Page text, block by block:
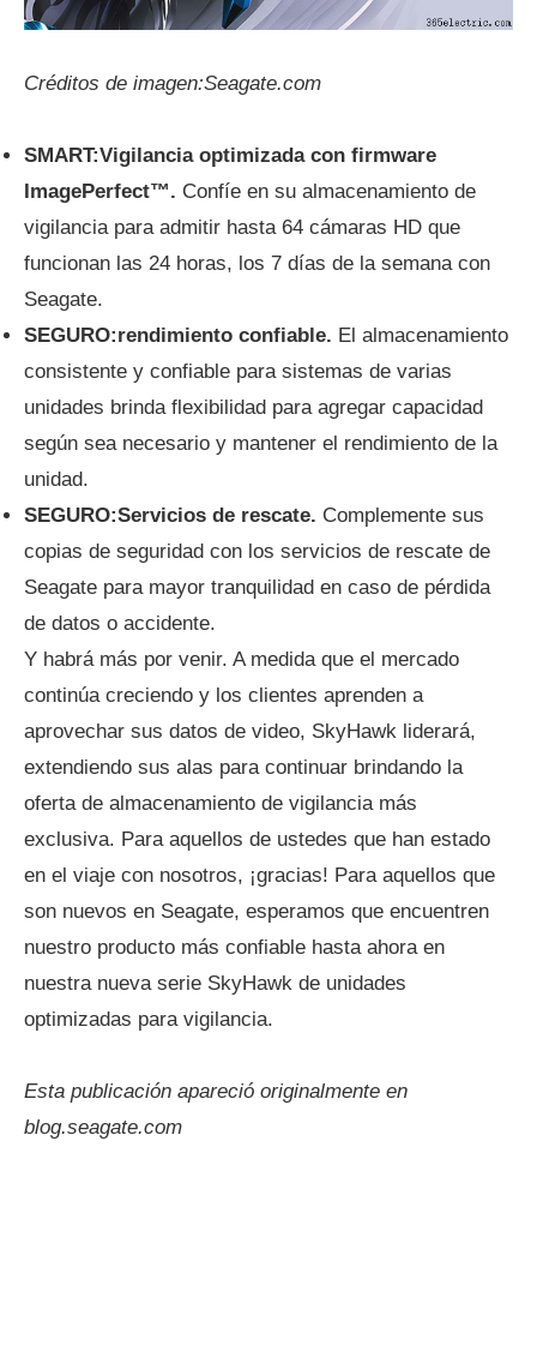
Créditos de imagen:Seagate.com
SMART:Vigilancia optimizada con firmware
ImagePerfect™. Confíe en su almacenamiento de
vigilancia para admitir hasta 64 cámaras HD que
funcionan las 24 horas, los 7 días de la semana con
Seagate.
SEGURO:rendimiento confiable. El almacenamiento
consistente y confiable para sistemas de varias
unidades brinda flexibilidad para agregar capacidad
según sea necesario y mantener el rendimiento de la
unidad.
SEGURO:Servicios de rescate. Complemente sus
copias de seguridad con los servicios de rescate de
Seagate para mayor tranquilidad en caso de pérdida
de datos o accidente.
Y habrá más por venir. A medida que el mercado
continúa creciendo y los clientes aprenden a
aprovechar sus datos de video, SkyHawk liderará,
extendiendo sus alas para continuar brindando la
oferta de almacenamiento de vigilancia más
exclusiva. Para aquellos de ustedes que han estado
en el viaje con nosotros, ¡gracias! Para aquellos que
son nuevos en Seagate, esperamos que encuentren
nuestro producto más confiable hasta ahora en
nuestra nueva serie SkyHawk de unidades
optimizadas para vigilancia.
Esta publicación apareció originalmente en
blog.seagate.com